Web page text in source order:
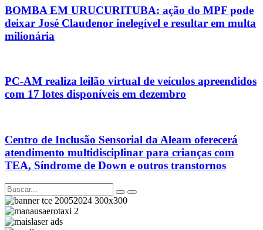
BOMBA EM URUCURITUBA: ação do MPF pode
deixar José Claudenor inelegível e resultar em multa
milionária
PC-AM realiza leilão virtual de veículos apreendidos
com 17 lotes disponíveis em dezembro
Centro de Inclusão Sensorial da Aleam oferecerá
atendimento multidisciplinar para crianças com
TEA, Síndrome de Down e outros transtornos